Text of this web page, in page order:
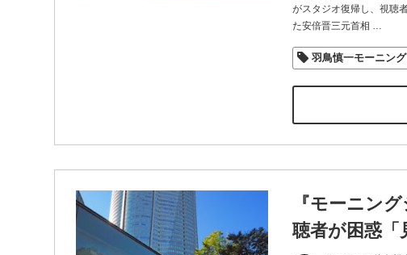
がスタジオ復帰し、視聴
た安倍晋三元首相 …
羽鳥慎一モーニン
『モーニン
聴者が困惑「